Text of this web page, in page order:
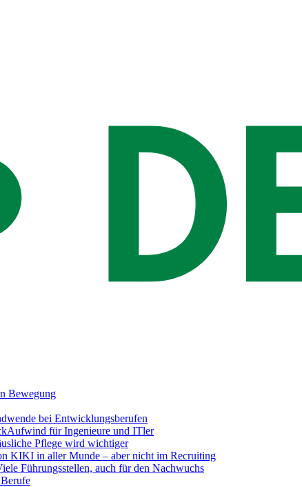
Bewegung
bei Entwicklungsberufen
Aufwind für Ingenieure und ITler
Pflege wird wichtiger
KIKI in aller Munde – aber nicht im Recruiting
Führungsstellen, auch für den Nachwuchs